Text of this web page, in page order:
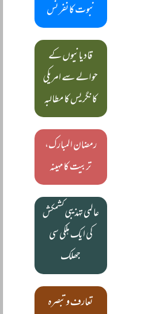
نبوت کانفرنس
قادیانیوں کے
حوالے سے امریکی
کانگریس کا مطالبہ
رمضان المبارک،
تربیت کا مہینہ
عالمی تہذیبی کشمکش
کی ایک ہلکی سی
جھلک
تعارف و تبصرہ